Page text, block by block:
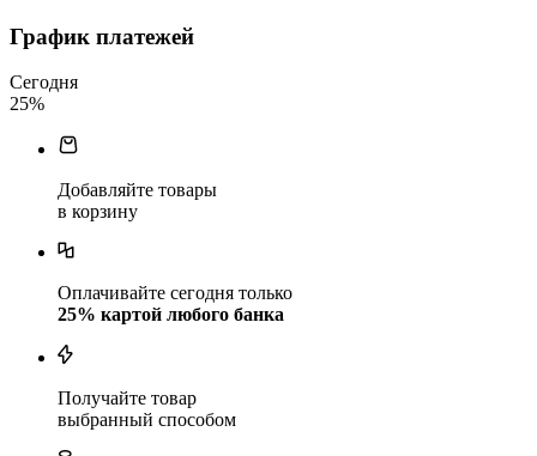
График платежей
Сегодня
25%
Добавляйте товары
в корзину
Оплачивайте сегодня только
25% картой любого банка
Получайте товар
выбранный способом